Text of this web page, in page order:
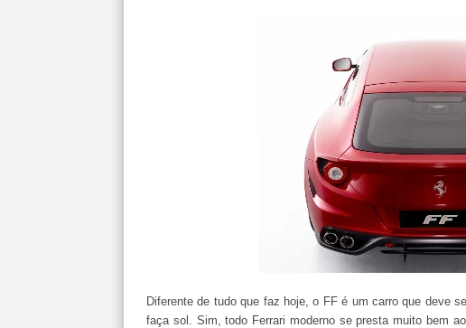
Diferente de tudo que faz hoje, o FF é um carro que deve
faça sol. Sim, todo Ferrari moderno se presta muito bem